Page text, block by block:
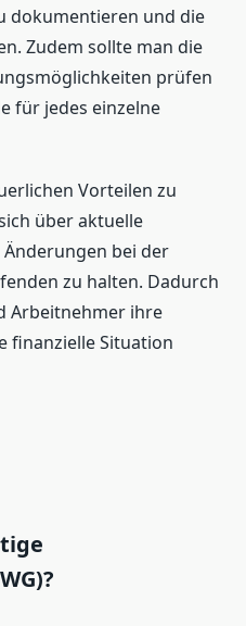
dokumentieren und die
Zudem sollte man die
prüfen
für jedes einzelne
Vorteilen zu
über aktuelle
bei der
zu halten. Dadurch
Arbeitnehmer ihre
finanzielle Situation